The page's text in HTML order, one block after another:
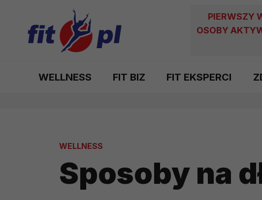
PIERWSZY
OSOBY
WELLNESS FIT BIZ FIT EKSPERCI
WELLNESS
Sposoby na